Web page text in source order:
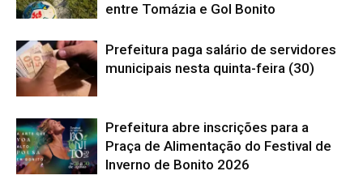
entre Tomázia e Gol Bonito
Prefeitura paga salário de servidores
municipais nesta quinta-feira (30)
Prefeitura abre inscrições para a
Praça de Alimentação do Festival de
Inverno de Bonito 2026